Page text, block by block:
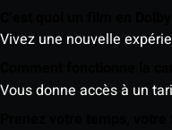
Vivez une nouvelle
Vous donne accès à un